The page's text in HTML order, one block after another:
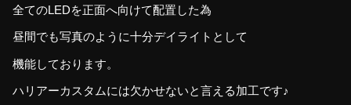
全てのLEDを正面へ向けて配置した為
昼間でも写真のように十分デイライトとして
機能しております。
ハリアーカスタムには欠かせないと言える加工です♪